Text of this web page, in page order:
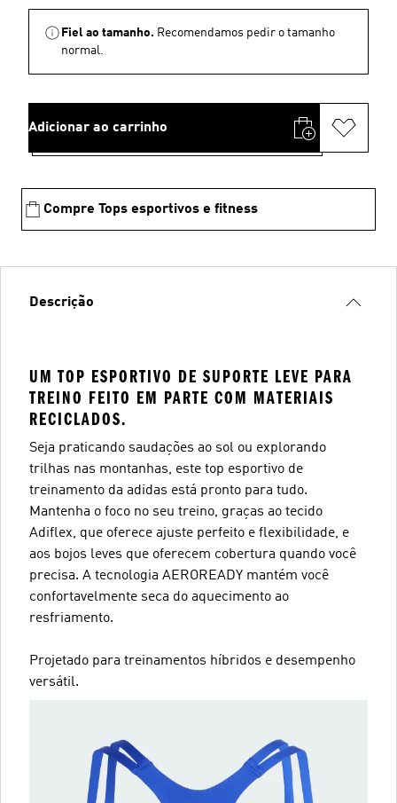
Fiel ao tamanho. Recomendamos pedir o tamanho
normal.
Adicionar ao carrinho
Compre Tops esportivos e fitness
Descrição
UM TOP ESPORTIVO DE SUPORTE LEVE PARA
TREINO FEITO EM PARTE COM MATERIAIS
RECICLADOS.
Seja praticando saudações ao sol ou explorando
trilhas nas montanhas, este top esportivo de
treinamento da adidas está pronto para tudo.
Mantenha o foco no seu treino, graças ao tecido
Adiflex, que oferece ajuste perfeito e flexibilidade, e
aos bojos leves que oferecem cobertura quando você
precisa. A tecnologia AEROREADY mantém você
confortavelmente seca do aquecimento ao
resfriamento.
Projetado para treinamentos híbridos e desempenho
versátil.